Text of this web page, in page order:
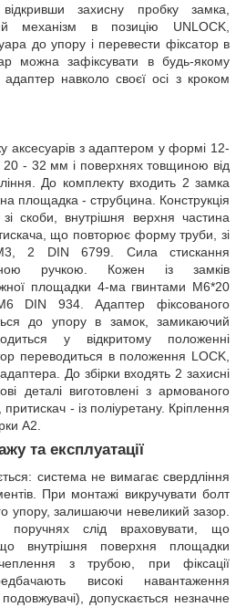
захисну пробку замка,
механізм в позицію UNLOCK,
до упору і перевести фіксатор в
можна зафіксувати в будь-якому
навколо своєї осі з кроком
аксесуарів з адаптером у формі 12-
20 - 32 мм і поверхнях товщиною від
До комплекту входить 2 замка
площадка - струбцина. Конструкція
скоби, внутрішня верхня частина
що повторює форму труби, зі
2 DIN 6799. Сила стискання
ручкою. Кожен із замків
площадки 4-ма гвинтами M6*20
DIN 934. Адаптер фіксованого
до упору в замок, замикаючий
у відкритому положенні
переводиться в положення LOCK,
До збірки входять 2 захисні
деталі виготовлені з армованого
- із поліуретану. Кріплення
А2.
та експлуатації
система не вимагає свердління
При монтажі викручувати болт
упору, залишаючи невеликий зазор.
слід враховувати, що
внутрішня поверхня площадки
з трубою, при фіксації
високі навантаження
допускається незначне